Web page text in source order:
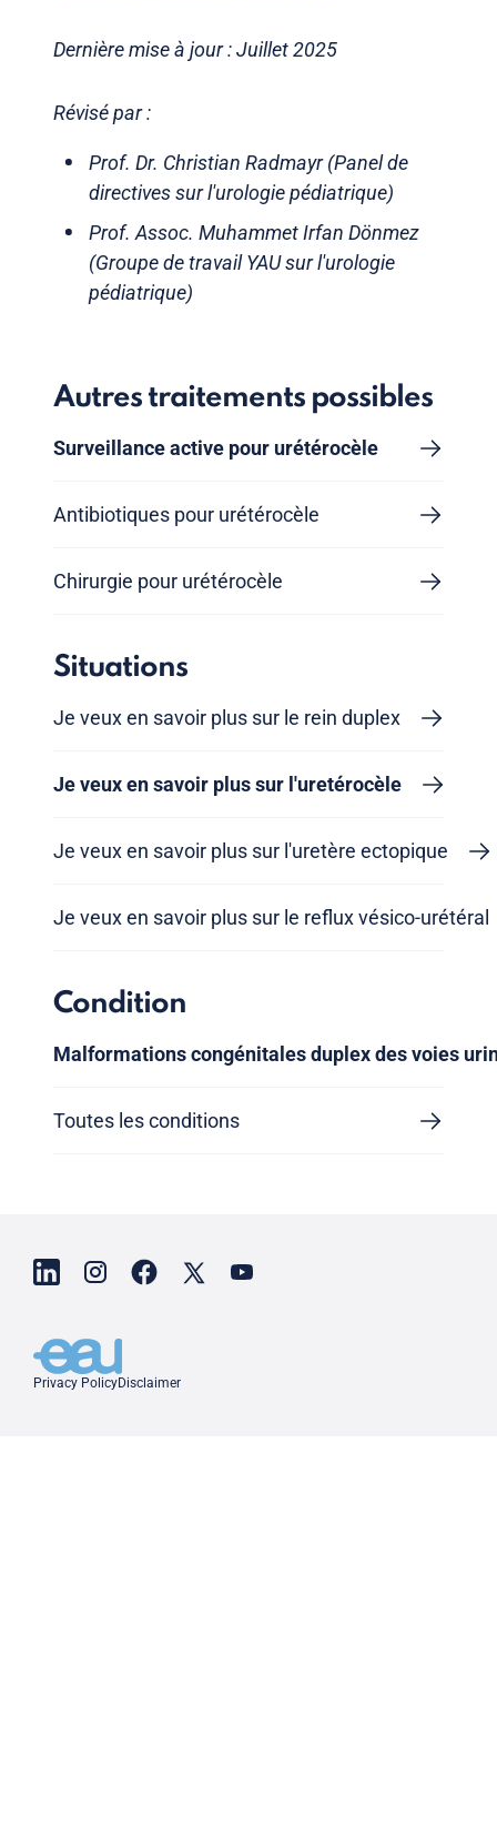
Dernière mise à jour : Juillet 2025
Révisé par :
Prof. Dr. Christian Radmayr (Panel de
directives sur l'urologie pédiatrique)
Prof. Assoc. Muhammet Irfan Dönmez
(Groupe de travail YAU sur l'urologie
pédiatrique)
Autres traitements possibles
Surveillance active pour urétérocèle
Antibiotiques pour urétérocèle
Chirurgie pour urétérocèle
Situations
Je veux en savoir plus sur le rein duplex
Je veux en savoir plus sur l'uretérocèle
Je veux en savoir plus sur l'uretère ectopique
Je veux en savoir plus sur le reflux vésico-urétéral
Condition
Malformations congénitales duplex des voies
Toutes les conditions
Privacy PolicyDisclaimer